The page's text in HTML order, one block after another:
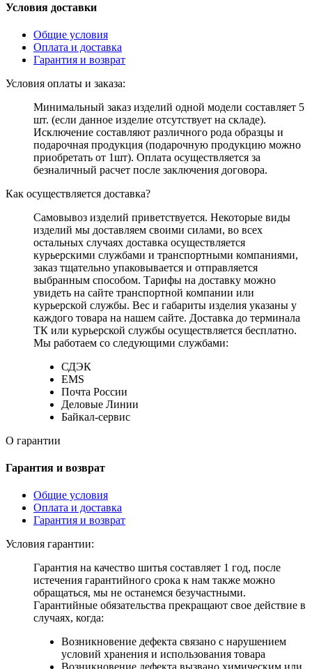
Условия доставки
Общие условия
Оплата и доставка
Гарантия и возврат
Условия оплаты и заказа:
Минимальный заказ изделий одной модели составляет 5
шт. (если данное изделие отсутствует на складе).
Исключение составляют различного рода образцы и
подарочная продукция (подарочную продукцию можно
приобретать от 1шт). Оплата осуществляется за
безналичный расчет после заключения договора.
Как осуществляется доставка?
Самовывоз изделий приветствуется. Некоторые виды
изделий мы доставляем своими силами, во всех
остальных случаях доставка осуществляется
курьерскими службами и транспортными компаниями,
заказ тщательно упаковывается и отправляется
выбранным способом. Тарифы на доставку можно
увидеть на сайте транспортной компании или
курьерской службы. Вес и габариты изделия указаны у
каждого товара на нашем сайте. Доставка до терминала
ТК или курьерской службы осуществляется бесплатно.
Мы работаем со следующими службами:
СДЭК
EMS
Почта России
Деловые Линии
Байкал-сервис
О гарантии
Гарантия и возврат
Общие условия
Оплата и доставка
Гарантия и возврат
Условия гарантии:
Гарантия на качество шитья составляет 1 год, после
истечения гарантийного срока к нам также можно
обращаться, мы не останемся безучастными.
Гарантийные обязательства прекращают свое действие в
случаях, когда:
Возникновение дефекта связано с нарушением
условий хранения и использования товара